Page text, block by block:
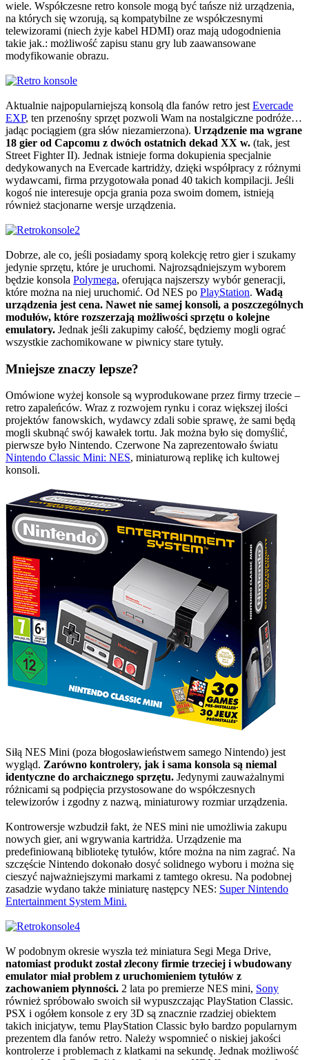
wiele. Współczesne retro konsole mogą być tańsze niż urządzenia,
na których się wzorują, są kompatybilne ze współczesnymi
telewizorami (niech żyje kabel HDMI) oraz mają udogodnienia
takie jak.: możliwość zapisu stanu gry lub zaawansowane
modyfikowanie obrazu.
Aktualnie najpopularniejszą konsolą dla fanów retro jest Evercade
EXP, ten przenośny sprzęt pozwoli Wam na nostalgiczne podróże…
jadąc pociągiem (gra słów niezamierzona). Urządzenie ma wgrane
18 gier od Capcomu z dwóch ostatnich dekad XX w. (tak, jest
Street Fighter II). Jednak istnieje forma dokupienia specjalnie
dedykowanych na Evercade kartridży, dzięki współpracy z różnymi
wydawcami, firma przygotowała ponad 40 takich kompilacji. Jeśli
kogoś nie interesuje opcja grania poza swoim domem, istnieją
również stacjonarne wersje urządzenia.
Dobrze, ale co, jeśli posiadamy sporą kolekcję retro gier i szukamy
jedynie sprzętu, które je uruchomi. Najrozsądniejszym wyborem
będzie konsola Polymega, oferująca najszerszy wybór generacji,
które można na niej uruchomić. Od NES po PlayStation. Wadą
urządzenia jest cena. Nawet nie samej konsoli, a poszczególnych
modułów, które rozszerzają możliwości sprzętu o kolejne
emulatory. Jednak jeśli zakupimy całość, będziemy mogli ograć
wszystkie zachomikowane w piwnicy stare tytuły.
Mniejsze znaczy lepsze?
Omówione wyżej konsole są wyprodukowane przez firmy trzecie –
retro zapaleńców. Wraz z rozwojem rynku i coraz większej ilości
projektów fanowskich, wydawcy zdali sobie sprawę, że sami będą
mogli skubnąć swój kawałek tortu. Jak można było się domyślić,
pierwsze było Nintendo. Czerwone Na zaprezentowało światu
Nintendo Classic Mini: NES, miniaturową replikę ich kultowej
konsoli.
Siłą NES Mini (poza błogosławieństwem samego Nintendo) jest
wygląd. Zarówno kontrolery, jak i sama konsola są niemal
identyczne do archaicznego sprzętu. Jedynymi zauważalnymi
różnicami są podpięcia przystosowane do współczesnych
telewizorów i zgodny z nazwą, miniaturowy rozmiar urządzenia.
Kontrowersje wzbudził fakt, że NES mini nie umożliwia zakupu
nowych gier, ani wgrywania kartridża. Urządzenie ma
predefiniowaną bibliotekę tytułów, które można na nim zagrać. Na
szczęście Nintendo dokonało dosyć solidnego wyboru i można się
cieszyć najważniejszymi markami z tamtego okresu. Na podobnej
zasadzie wydano także miniaturę następcy NES: Super Nintendo
Entertainment System Mini.
W podobnym okresie wyszła też miniatura Segi Mega Drive,
natomiast produkt został zlecony firmie trzeciej i wbudowany
emulator miał problem z uruchomieniem tytułów z
zachowaniem płynności. 2 lata po premierze NES mini, Sony
również spróbowało swoich sił wypuszczając PlayStation Classic.
PSX i ogółem konsole z ery 3D są znacznie rzadziej obiektem
takich inicjatyw, temu PlayStation Classic było bardzo popularnym
prezentem dla fanów retro. Należy wspomnieć o niskiej jakości
kontrolerze i problemach z klatkami na sekundę. Jednak możliwość